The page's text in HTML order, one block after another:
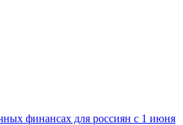
финансах для россиян с 1 июня